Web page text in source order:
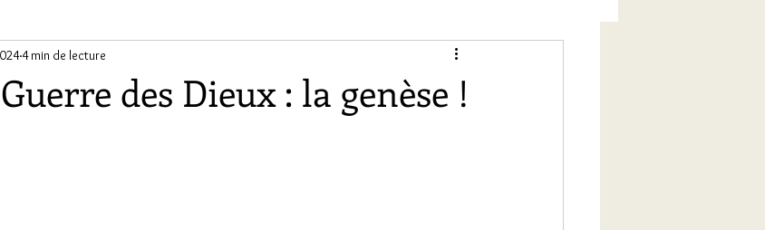
des Dieux : la genèse !
4 min de lecture